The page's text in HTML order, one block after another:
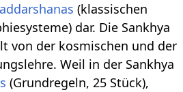
(klassischen
dar. Die Sankhya
von der kosmischen und der
Weil in der Sankhya
(Grundregeln, 25 Stück),